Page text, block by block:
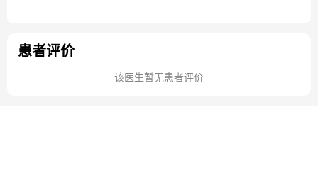
患者评价
该医生暂无患者评价